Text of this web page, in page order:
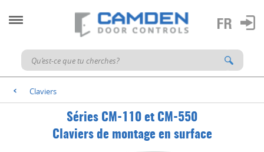
< Claviers
Séries CM-110 et CM-550
Claviers de montage en surface